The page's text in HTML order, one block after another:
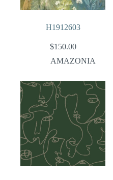
H1912603
$150.00
AMAZONIA